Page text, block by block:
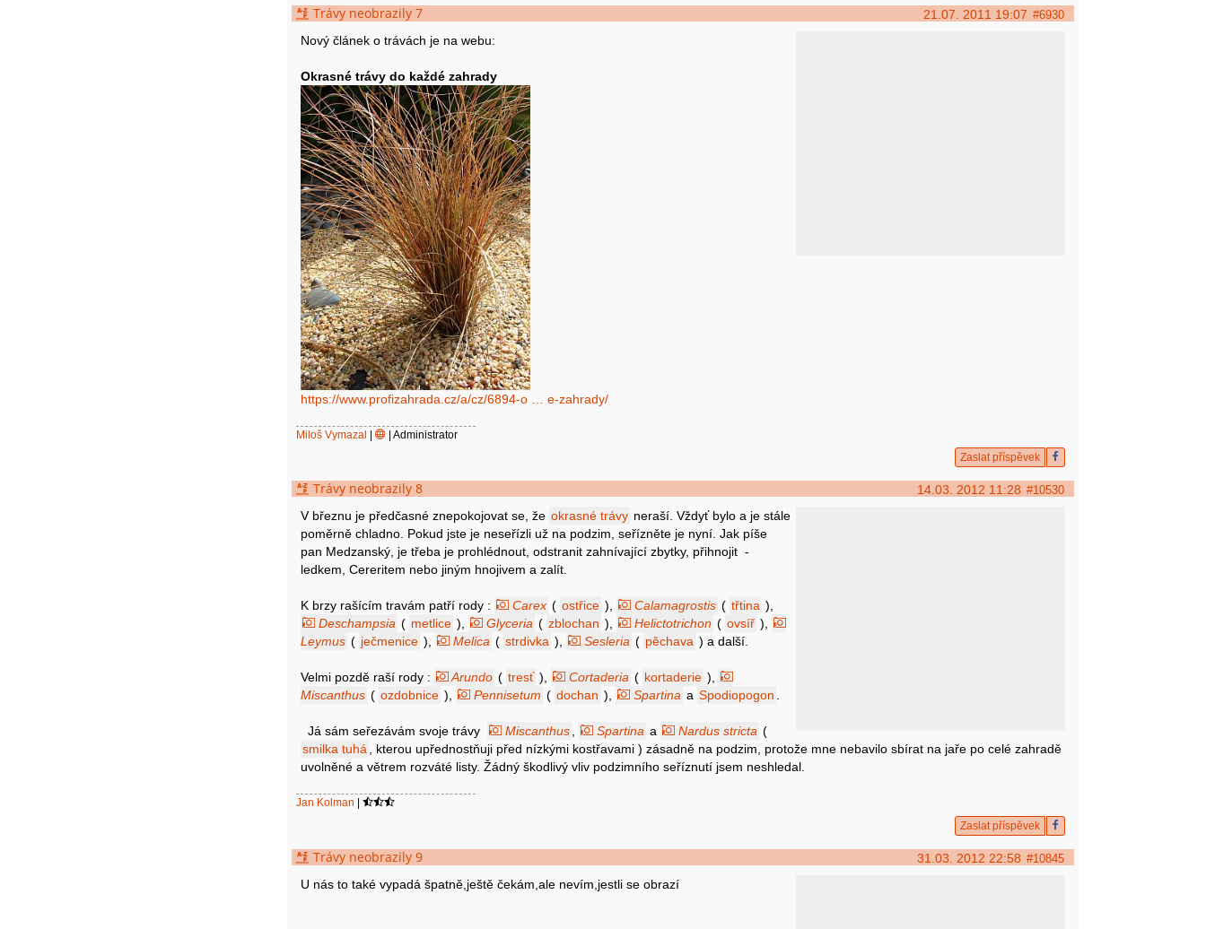
21.07. 2011 19:07 #6930
Trávy neobrazily 7
Nový článek o trávách je na webu:
Okrasné trávy do každé zahrady
https://www.profizahrada.cz/a/cz/6894-o … e-zahrady/
Miloš Vymazal |
| Administrator
Zaslat příspěvek
14.03. 2012 11:28 #10530
Trávy neobrazily 8
V březnu je předčasné znepokojovat se, že okrasné trávy neraší. Vždyť bylo a je stále
poměrně chladno. Pokud jste je neseřízli už na podzim, seřízněte je nyní. Jak píše
pan Medzanský, je třeba je prohlédnout, odstranit zahnívající zbytky, přihnojit -
ledkem, Cereritem nebo jiným hnojivem a zalít.
K brzy rašícím travám patří rody : Carex ( ostřice ), Calamagrostis ( třtina ),
Deschampsia ( metlice ), Glyceria ( zblochan ), Helictotrichon ( ovsíř ),
Leymus ( ječmenice ), Melica ( strdivka ), Sesleria ( pěchava ) a další.
Velmi pozdě raší rody : Arundo ( tresť ), Cortaderia ( kortaderie ),
Miscanthus ( ozdobnice ), Pennisetum ( dochan ), Spartina a Spodiopogon .
Já sám seřezávám svoje trávy Miscanthus, Spartina a Nardus stricta (
smilka tuhá, kterou upřednostňuji před nízkými kostřavami ) zásadně na podzim, protože mne nebavilo sbírat na jaře po celé zahradě
uvolněné a větrem rozváté listy. Žádný škodlivý vliv podzimního seříznutí jsem neshledal.
Jan Kolman |
Zaslat příspěvek
31.03. 2012 22:58 #10845
Trávy neobrazily 9
U nás to také vypadá špatně,ještě čekám,ale nevím,jestli se obrazí